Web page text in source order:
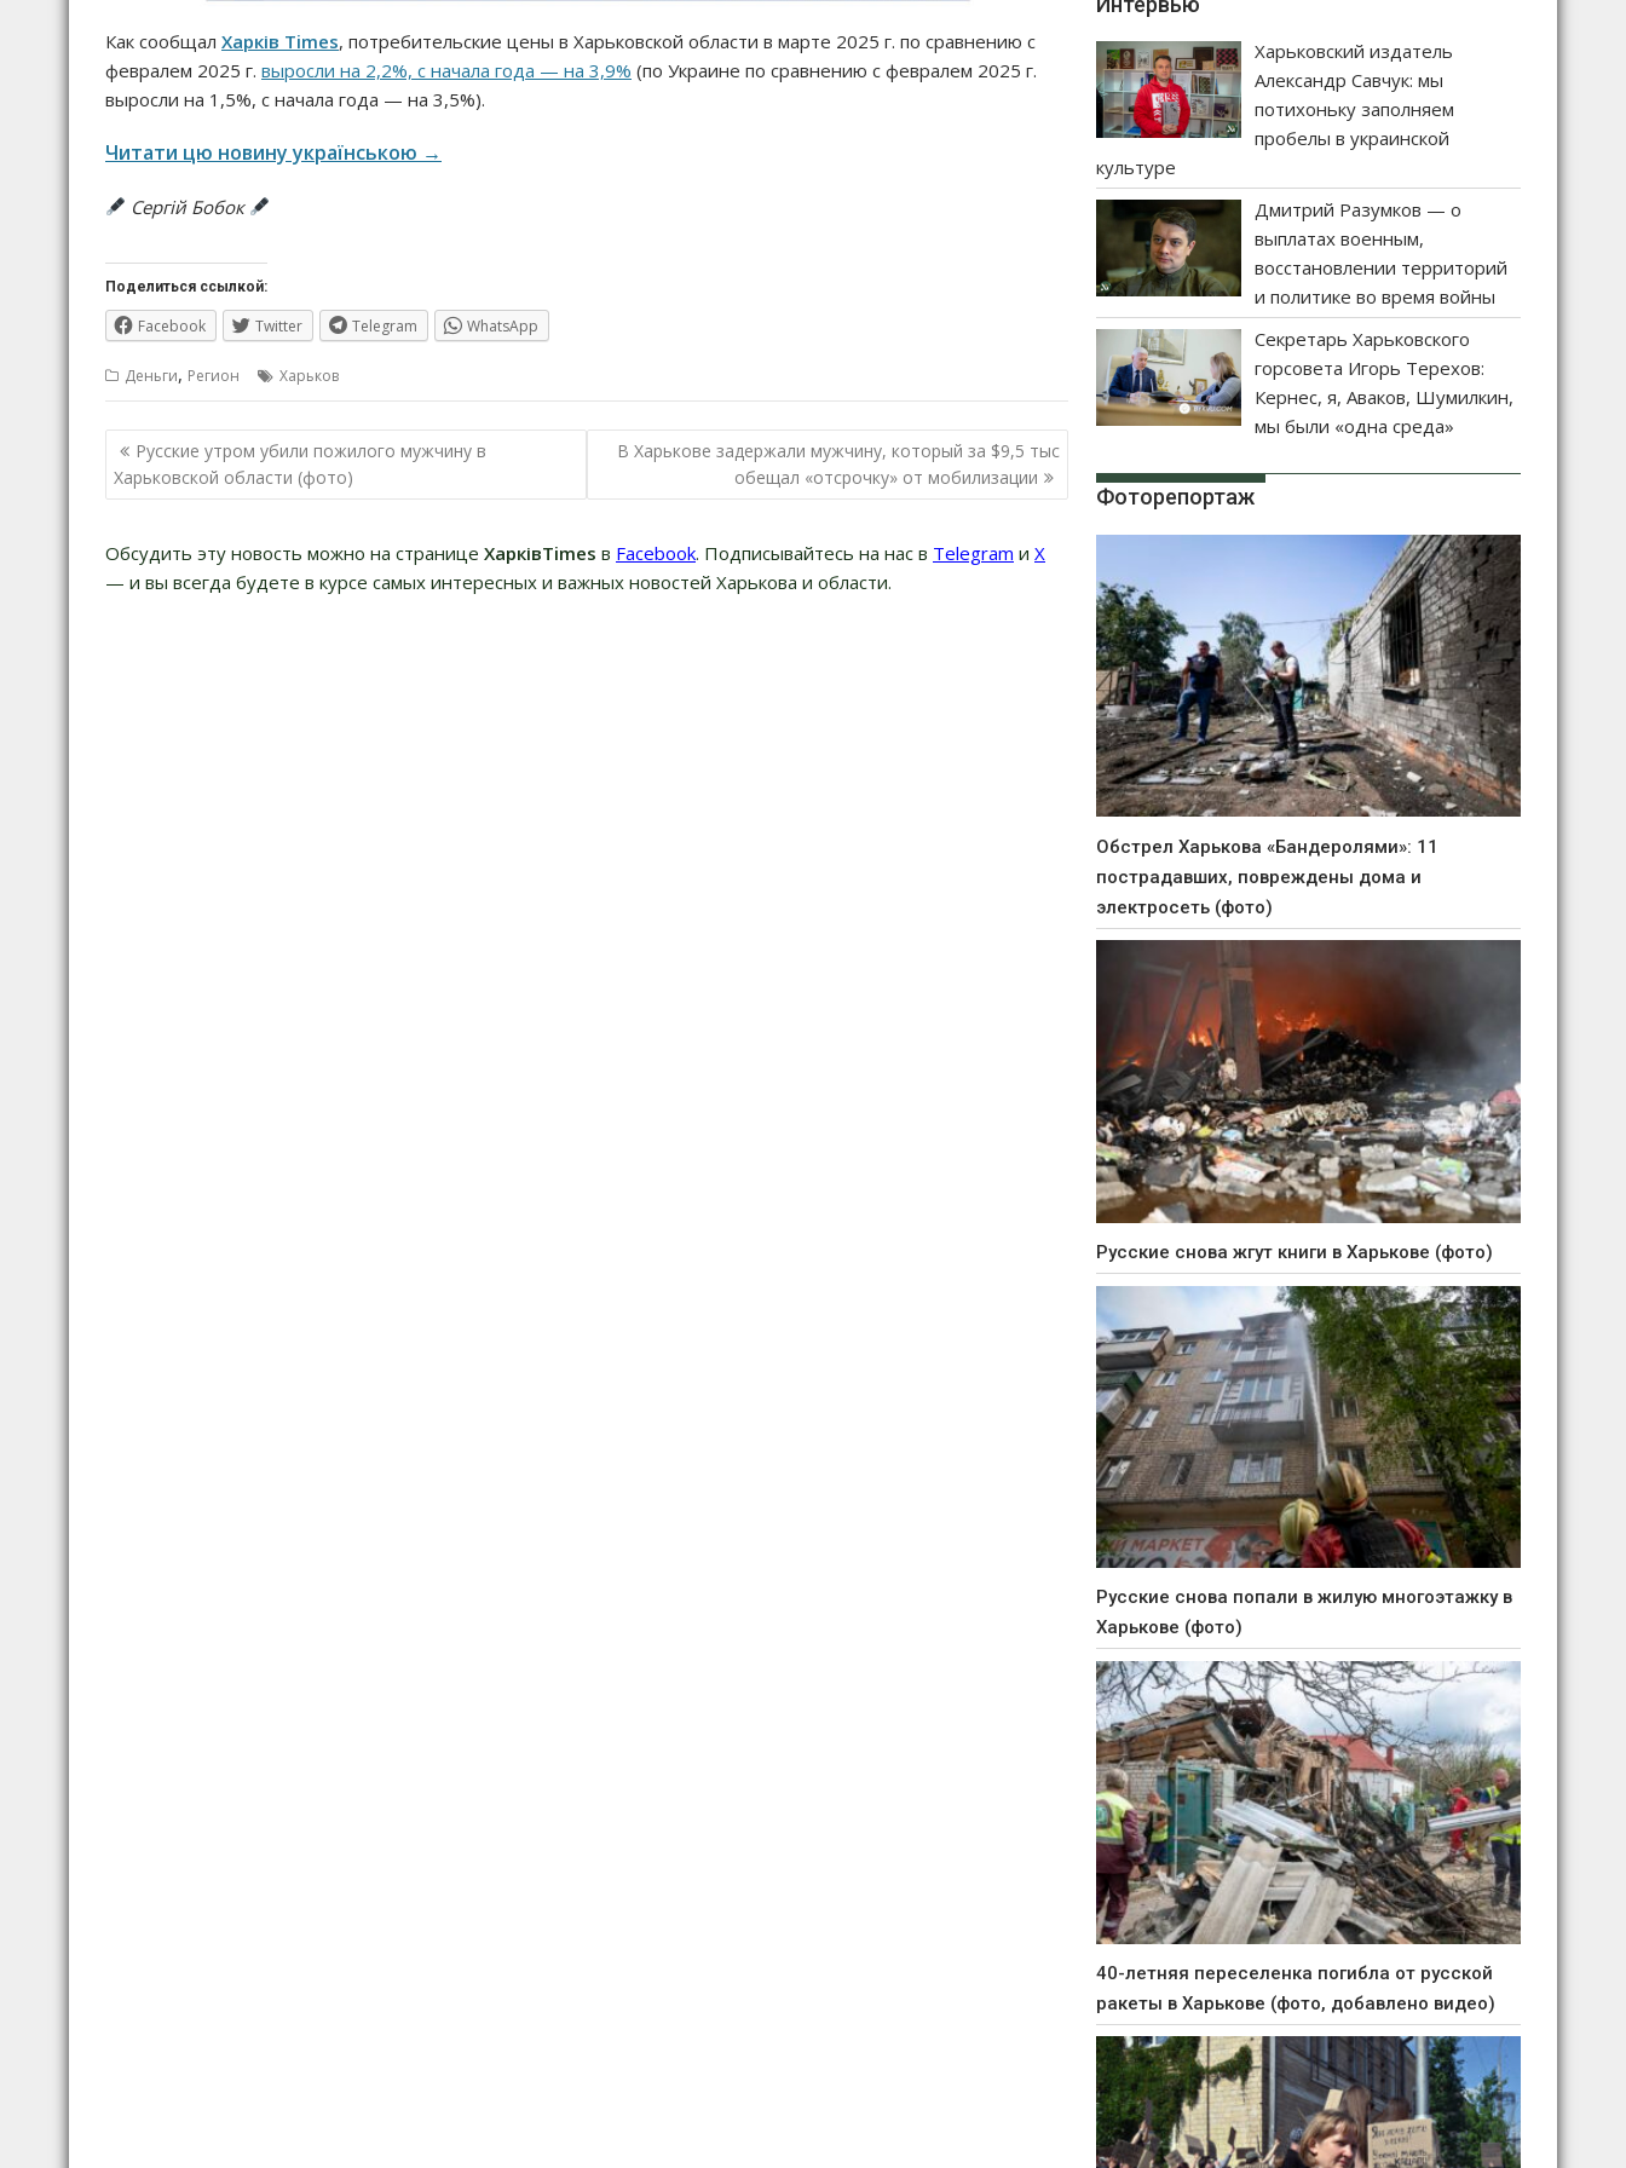
Как сообщал Харків Times, потребительские цены в Харьковской области в марте 2025 г. по сравнению с
февралем 2025 г. выросли на 2,2%, с начала года — на 3,9% (по Украине по сравнению с февралем 2025 г.
выросли на 1,5%, с начала года — на 3,5%).
Читати цю новину українською →
Сергій Бобок
Поделиться ссылкой:
Facebook Twitter Telegram WhatsApp
Деньги, Регион Харьков
Навигация
по
записям
Русские утром убили пожилого мужчину в
Харьковской области (фото)
В Харькове задержали мужчину, который за $9,5 тыс
обещал «отсрочку» от мобилизации
Обсудить эту новость можно на странице ХарківTimes в Facebook. Подписывайтесь на нас в Telegram и Х
— и вы всегда будете в курсе самых интересных и важных новостей Харькова и области.
Харьковский издатель
Александр Савчук: мы
потихоньку заполняем
пробелы в украинской
культуре
Дмитрий Разумков — о
выплатах военным,
восстановлении территорий
и политике во время войны
Секретарь Харьковского
горсовета Игорь Терехов:
Кернес, я, Аваков, Шумилкин,
мы были «одна среда»
Фоторепортаж
Обстрел Харькова «Бандеролями»: 11
пострадавших, повреждены дома и
электросеть (фото)
Русские снова жгут книги в Харькове (фото)
Русские снова попали в жилую многоэтажку в
Харькове (фото)
40-летняя переселенка погибла от русской
ракеты в Харькове (фото, добавлено видео)